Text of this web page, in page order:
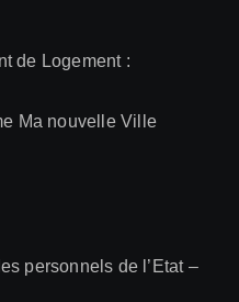
de Logement :
Ma nouvelle Ville
personnels de l’Etat –